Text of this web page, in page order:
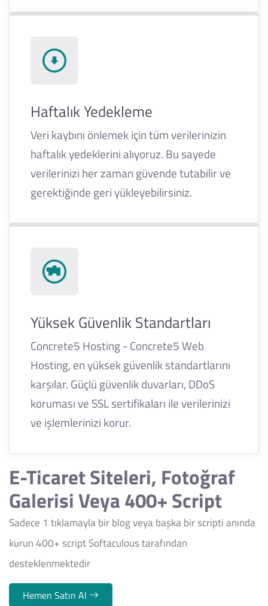
Haftalık Yedekleme
Veri kaybını önlemek için tüm verilerinizin
haftalık yedeklerini alıyoruz. Bu sayede
verilerinizi her zaman güvende tutabilir ve
gerektiğinde geri yükleyebilirsiniz.
Yüksek Güvenlik Standartları
Concrete5 Hosting - Concrete5 Web
Hosting, en yüksek güvenlik standartlarını
karşılar. Güçlü güvenlik duvarları, DDoS
koruması ve SSL sertifikaları ile verilerinizi
ve işlemlerinizi korur.
E-Ticaret Siteleri, Fotoğraf
Galerisi Veya 400+ Script
Sadece 1 tıklamayla bir blog veya başka bir scripti anında
kurun 400+ script Softaculous tarafından
desteklenmektedir
Hemen Satın Al